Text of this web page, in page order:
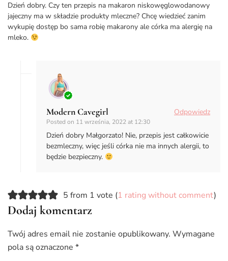
Dzień dobry. Czy ten przepis na makaron niskowęglowodanowy
jajeczny ma w składzie produkty mleczne? Chcę wiedzieć zanim
wykupię dostęp bo sama robię makarony ale córka ma alergię na
mleko.
Modern Cavegirl
Posted on 11 września, 2022 at 12:30
Odpowiedz
Dzień dobry Małgorzato! Nie, przepis jest całkowicie
bezmleczny, więc jeśli córka nie ma innych alergii, to
będzie bezpieczny.
5 from 1 vote (1 rating without comment)
Dodaj komentarz
Twój adres email nie zostanie opublikowany. Wymagane
pola są oznaczone *